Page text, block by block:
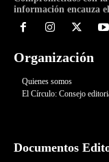
información encauza
Organización
Quienes somos
El Círculo: Consejo
Documentos